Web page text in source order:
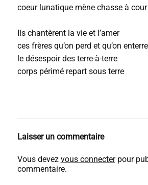
coeur lunatique mène chasse à cour
Ils chantèrent la vie et l’amer
ces frères qu’on perd et qu’on enterre
le désespoir des terre-à-terre
corps périmé repart sous terre
Laisser un commentaire
Vous devez vous connecterpour
commentaire.